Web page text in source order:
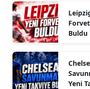
Buldu
Yeni